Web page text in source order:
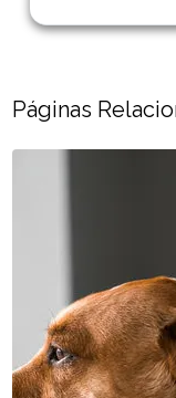
Páginas